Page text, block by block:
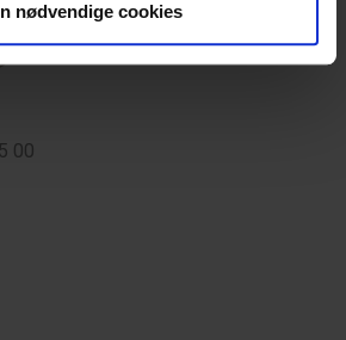
du har givet dem, eller som
din brug af deres tjenester.
nødvendige cookies
00